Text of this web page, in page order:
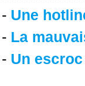
- Une
- La
- Un